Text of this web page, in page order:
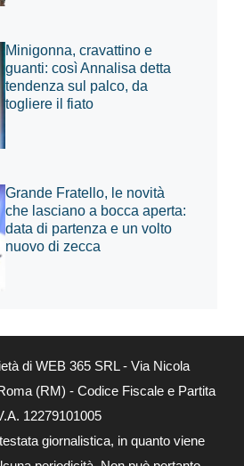
Minigonna, cravattino e
guanti: così Annalisa detta
tendenza sul palco, da
togliere il fiato
Grande Fratello, le novità
che lasciano a bocca aperta:
data di partenza e un volto
nuovo di zecca
di WEB 365 SRL - Via Nicola
(RM) - Codice Fiscale e Partita
12279101005
giornalistica, in quanto viene